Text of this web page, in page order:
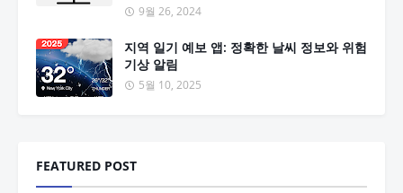
9월 26, 2024
지역 일기 예보 앱: 정확한 날씨 정보와 위험
기상 알림
5월 10, 2025
FEATURED POST